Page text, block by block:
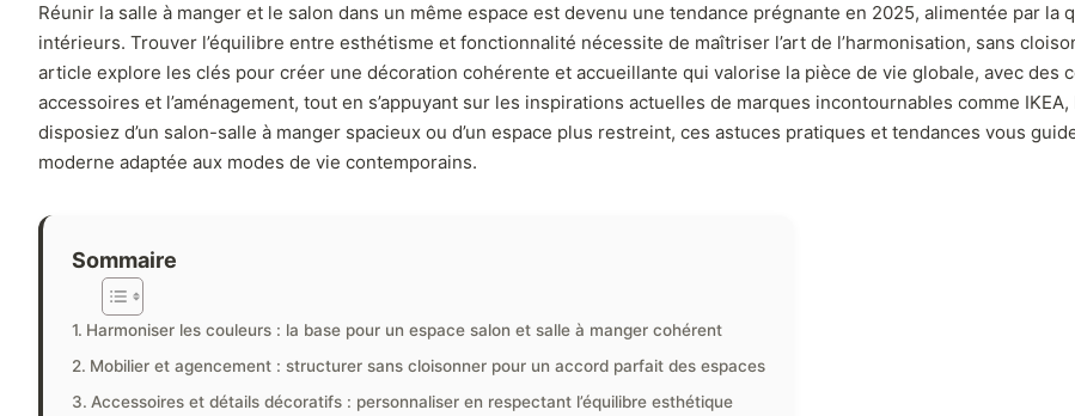
Réunir la salle à manger et le salon dans un même espace est devenu une tendance prégnante en 2025, alimentée par
intérieurs. Trouver l’équilibre entre esthétisme et fonctionnalité nécessite de maîtriser l’art de l’harmonisation, sans
article explore les clés pour créer une décoration cohérente et accueillante qui valorise la pièce de vie globale, avec des
accessoires et l’aménagement, tout en s’appuyant sur les inspirations actuelles de marques incontournables comme
disposiez d’un salon-salle à manger spacieux ou d’un espace plus restreint, ces astuces pratiques et tendances vous
moderne adaptée aux modes de vie contemporains.
Sommaire
Harmoniser les couleurs : la base pour un espace salon et salle à manger cohérent
Mobilier et agencement : structurer sans cloisonner pour un accord parfait des espaces
Accessoires et détails décoratifs : personnaliser en respectant l’équilibre esthétique